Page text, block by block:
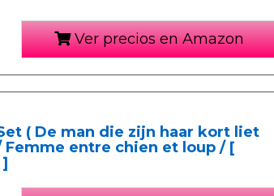
Ver precios en Amazon
( De man die zijn haar kort liet
Femme entre chien et loup / [